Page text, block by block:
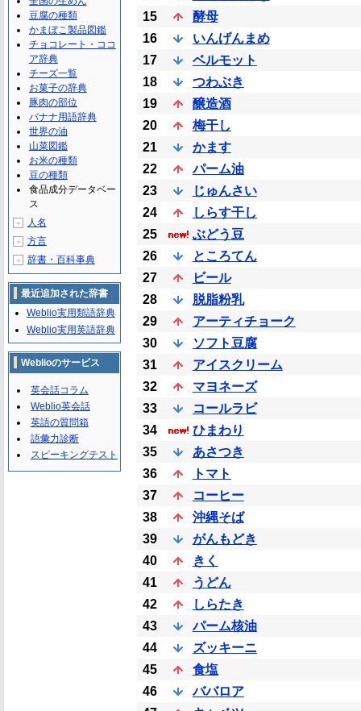
15
酵母
16
いんげんまめ
17
ベルモット
18
つわぶき
19
醸造酒
20
梅干し
21
かます
22
パーム油
23
じゅんさい
24
しらす干し
25
ぶどう豆
26
ところてん
27
ビール
28
脱脂粉乳
29
アーティチョーク
30
ソフト豆腐
31
アイスクリーム
32
マヨネーズ
33
コールラビ
34
ひまわり
35
あさつき
36
トマト
37
コーヒー
38
沖縄そば
39
がんもどき
40
きく
41
うどん
42
しらたき
43
パーム核油
44
ズッキーニ
45
食塩
46
ババロア
豆腐の種類
かまぼこ製品図鑑
チョコレート・ココ
ア辞典
チーズ一覧
お菓子の辞典
豚肉の部位
バナナ用語辞典
世界の油
山菜図鑑
お米の種類
豆の種類
食品成分データベー
ス
＋ 人名
＋ 方言
＋ 辞書・百科事典
最近追加された辞書
Weblio実用類語辞典
Weblio実用英語辞典
Weblioのサービス
英会話コラム
Weblio英会話
英語の質問箱
語彙力診断
スピーキングテスト